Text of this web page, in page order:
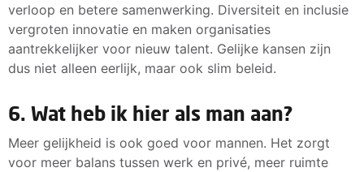
verloop en betere samenwerking. Diversiteit en inclusie
vergroten innovatie en maken organisaties
aantrekkelijker voor nieuw talent. Gelijke kansen zijn
dus niet alleen eerlijk, maar ook slim beleid.
6. Wat heb ik hier als man aan?
Meer gelijkheid is ook goed voor mannen. Het zorgt
voor meer balans tussen werk en privé, meer ruimte